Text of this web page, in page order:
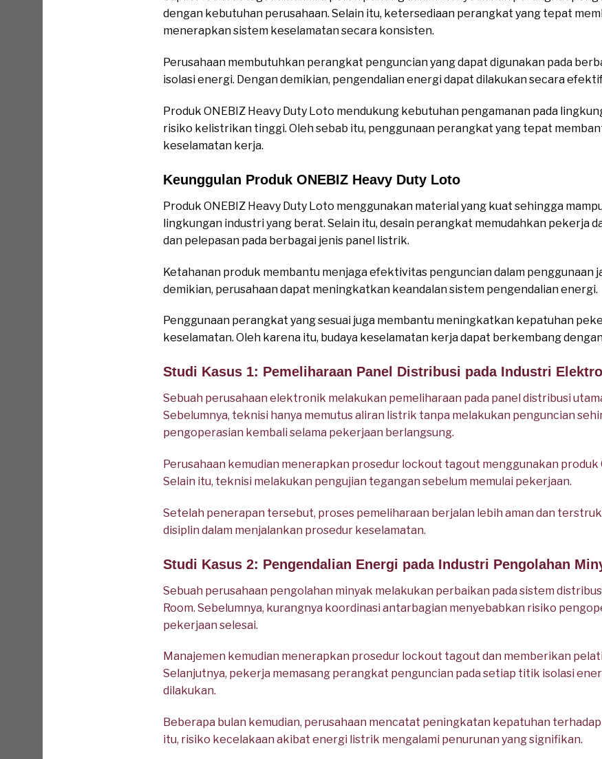
dengan kebutuhan perusahaan. Selain itu, ketersediaan perangkat yang tepat
menerapkan sistem keselamatan secara konsisten.
Perusahaan membutuhkan perangkat penguncian yang dapat digunakan pada
isolasi energi. Dengan demikian, pengendalian energi dapat dilakukan secara
Produk ONEBIZ Heavy Duty Loto mendukung kebutuhan pengamanan pada
risiko kelistrikan tinggi. Oleh sebab itu, penggunaan perangkat yang tepat
keselamatan kerja.
Keunggulan Produk ONEBIZ Heavy Duty Loto
Produk ONEBIZ Heavy Duty Loto menggunakan material yang kuat sehingga
lingkungan industri yang berat. Selain itu, desain perangkat memudahkan pekerja
dan pelepasan pada berbagai jenis panel listrik.
Ketahanan produk membantu menjaga efektivitas penguncian dalam penggunaan
demikian, perusahaan dapat meningkatkan keandalan sistem pengendalian energi.
Penggunaan perangkat yang sesuai juga membantu meningkatkan kepatuhan
keselamatan. Oleh karena itu, budaya keselamatan kerja dapat berkembang
Studi Kasus 1: Pemeliharaan Panel Distribusi pada Industri
Sebuah perusahaan elektronik melakukan pemeliharaan pada panel distribusi
Sebelumnya, teknisi hanya memutus aliran listrik tanpa melakukan penguncian
pengoperasian kembali selama pekerjaan berlangsung.
Perusahaan kemudian menerapkan prosedur lockout tagout menggunakan produk
Selain itu, teknisi melakukan pengujian tegangan sebelum memulai pekerjaan.
Setelah penerapan tersebut, proses pemeliharaan berjalan lebih aman dan
disiplin dalam menjalankan prosedur keselamatan.
Studi Kasus 2: Pengendalian Energi pada Industri Pengolahan
Sebuah perusahaan pengolahan minyak melakukan perbaikan pada sistem
Room. Sebelumnya, kurangnya koordinasi antarbagian menyebabkan risiko
pekerjaan selesai.
Manajemen kemudian menerapkan prosedur lockout tagout dan memberikan
Selanjutnya, pekerja memasang perangkat penguncian pada setiap titik isolasi
dilakukan.
Beberapa bulan kemudian, perusahaan mencatat peningkatan kepatuhan
itu, risiko kecelakaan akibat energi listrik mengalami penurunan yang signifikan.